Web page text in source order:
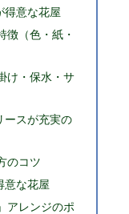
得意な花屋
徴（色・紙・
け・保水・サ
ースが充実の
のコツ
意な花屋
アレンジのポ